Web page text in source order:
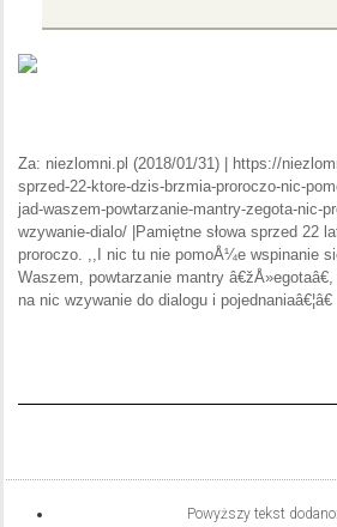
Za: niezlomni.pl (2018/01/31) | https://
sprzed-22-ktore-dzis-brzmia-proroczo-nic-
jad-waszem-powtarzanie-mantry-zegota-nic-
wzywanie-dialo/ |Pamiętne słowa sprzed 22
proroczo. ,,I nic tu nie pomoÅ¼e wspinanie
Waszem, powtarzanie mantry
na nic wzywanie do dialogu i pojednaniaâ€¦â€
Powyższy tekst dodano: